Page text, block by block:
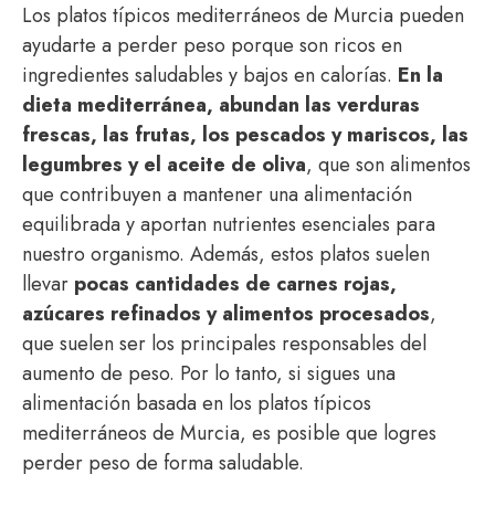
Los platos típicos mediterráneos de Murcia pueden
ayudarte a perder peso porque son ricos en
ingredientes saludables y bajos en calorías. En la
dieta mediterránea, abundan las verduras
frescas, las frutas, los pescados y mariscos, las
legumbres y el aceite de oliva, que son alimentos
que contribuyen a mantener una alimentación
equilibrada y aportan nutrientes esenciales para
nuestro organismo. Además, estos platos suelen
llevar pocas cantidades de carnes rojas,
azúcares refinados y alimentos procesados,
que suelen ser los principales responsables del
aumento de peso. Por lo tanto, si sigues una
alimentación basada en los platos típicos
mediterráneos de Murcia, es posible que logres
perder peso de forma saludable.